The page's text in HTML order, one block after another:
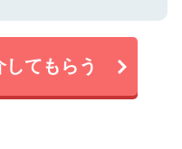
てもらう